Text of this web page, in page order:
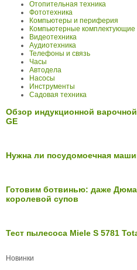
Отопительная техника
Фототехника
Компьютеры и периферия
Компьютерные комплектующие
Видеотехника
Аудиотехника
Телефоны и связь
Часы
Автодела
Насосы
Инструменты
Садовая техника
Обзор индукционной
GE
Нужна ли посудомоечная
Готовим ботвинью: даже
королевой супов
Тест пылесоса Miele S 5781
Новинки